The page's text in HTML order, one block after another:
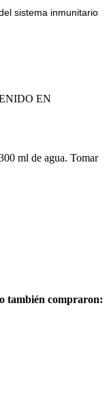
sistema inmunitario
EN
ml de agua. Tomar
también compraron: